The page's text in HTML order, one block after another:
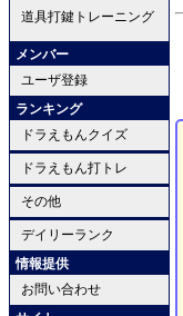
道具打鍵トレーニング
メンバー
ユーザ登録
ランキング
ドラえもんクイズ
ドラえもん打トレ
その他
デイリーランク
情報提供
お問い合わせ